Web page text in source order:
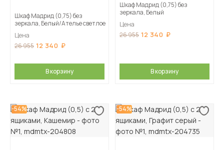
Шкаф Мадрид (0,75) без
зеркала, Белый/Ателье светлое
Цена
26 955 12 340
В корзину
Шкаф Мадрид (0,75) без
зеркала, Белый
Цена
26 955 12 340
В корзину
-54% -54%